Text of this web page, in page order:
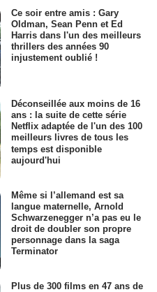
Ce soir entre amis : Gary
Oldman, Sean Penn et Ed
Harris dans l'un des meilleurs
thrillers des années 90
injustement oublié !
Déconseillée aux moins de 16
ans : la suite de cette série
Netflix adaptée de l'un des 100
meilleurs livres de tous les
temps est disponible
aujourd'hui
Même si l’allemand est sa
langue maternelle, Arnold
Schwarzenegger n’a pas eu le
droit de doubler son propre
personnage dans la saga
Terminator
Plus de 300 films en 47 ans de